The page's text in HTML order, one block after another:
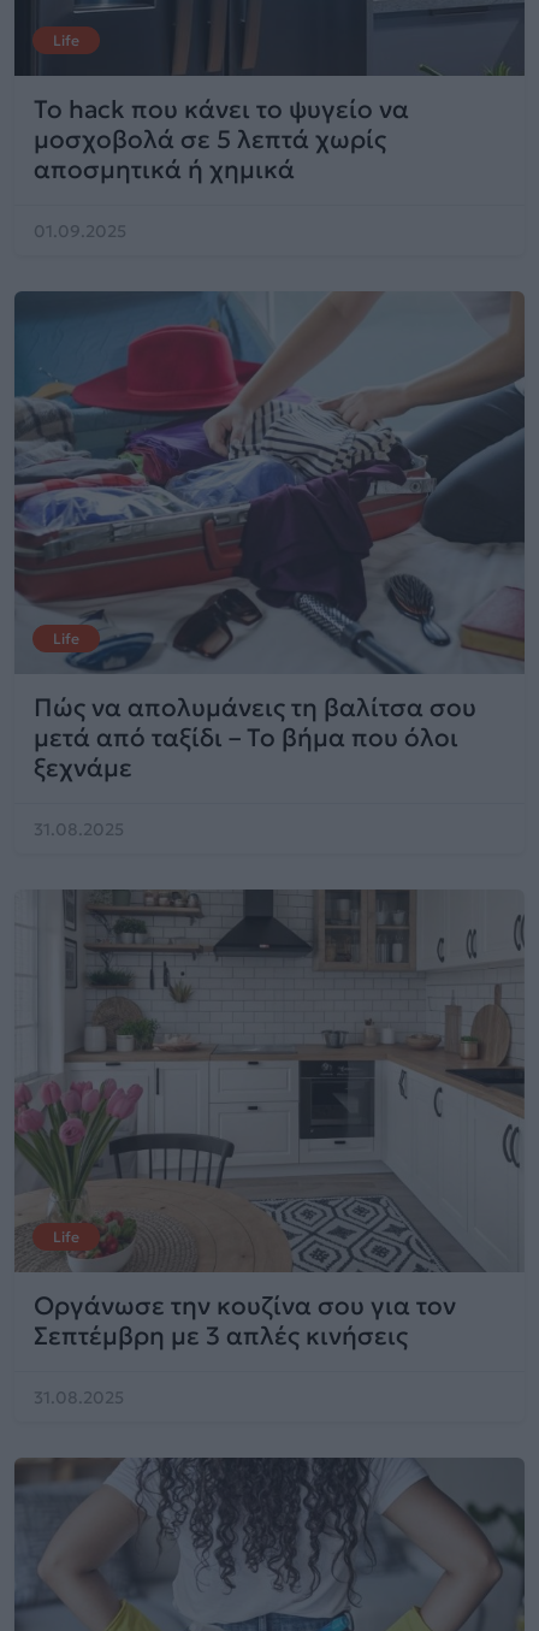
Life
Το hack που κάνει το ψυγείο να
μοσχοβολά σε 5 λεπτά χωρίς
αποσμητικά ή χημικά
01.09.2025
Life
Πώς να απολυμάνεις τη βαλίτσα σου
μετά από ταξίδι – Το βήμα που όλοι
ξεχνάμε
31.08.2025
Life
Οργάνωσε την κουζίνα σου για τον
Σεπτέμβρη με 3 απλές κινήσεις
31.08.2025